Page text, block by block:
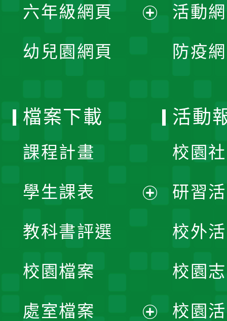
單
選
開
六年級網頁
幼兒園網頁
活動
防疫
檔案下載
課程計畫
學生課表
單
教科書評選
校園檔案
處室檔案
活動
校園
研習
校外
校園
校園